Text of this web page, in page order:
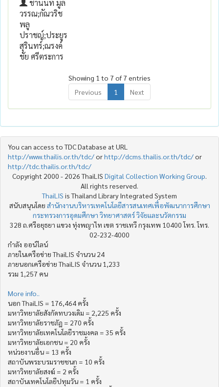
ชานนท์ มูล
วรรณ;กัณวริช
พลู
ปราชญ์;ประยูร
สุรินทร์;ณรงค์
ชัย ศรีตระการ
Showing 1 to 7 of 7 entries
Previous
1 Next
You can access to TDC Database at URL
http://www.thailis.or.th/tdc/orhttp://dcms.thailis.or.th/tdc/or
http://tdc.thailis.or.th/tdc/
Copyright 2000 - 2026 ThaiLIS Digital Collection Working Group
All rights reserved.
ThaiLIS is Thailand Library Integrated System
สนับสนุนโดย สำนักงานบริหารเทคโนโลยีสารสนเทศเพื่อพัฒนาการศึกษา
กระทรวงการอุดมศึกษา วิทยาศาสตร์ วิจัยและนวัตกรรม
328 ถ.ศรีอยุธยา แขวง ทุ่งพญาไท เขต ราชเทวี กรุงเทพ 10400 โทร. โทร.
02-232-4000
กำลัง ออน์ไลน์
ภายในเครือข่าย ThaiLIS จำนวน 24
ภายนอกเครือข่าย ThaiLIS จำนวน 1,233
รวม 1,257 คน
More info..
นอก ThaiLIS = 176,464 ครั้ง
มหาวิทยาลัยสังกัดทบวงเดิม = 2,225 ครั้ง
มหาวิทยาลัยราชภัฏ = 270 ครั้ง
มหาวิทยาลัยเทคโนโลยีราชมงคล = 35 ครั้ง
มหาวิทยาลัยเอกชน = 20 ครั้ง
หน่วยงานอื่น = 13 ครั้ง
สถาบันพระบรมราชชนก = 10 ครั้ง
มหาวิทยาลัยสงฆ์ = 2 ครั้ง
สถาบันเทคโนโลยีปทุมวัน = 1 ครั้ง